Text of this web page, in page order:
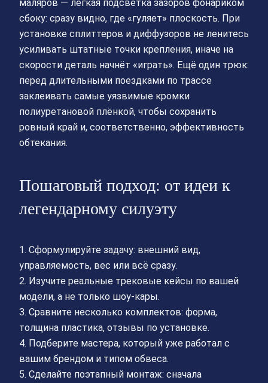
маляров — лёгкая подсветка зазоров фонариком
сбоку: сразу видно, где «гуляет» плоскость. При
установке сплиттеров и диффузоров не ленитесь
усиливать штатные точки крепления, иначе на
скорости деталь начнёт «играть». Ещё один трюк:
перед длительными поездками по трассе
заклеивать самые уязвимые кромки
полиуретановой плёнкой, чтобы сохранить
ровный край и, соответственно, эффективность
обтекания.
Пошаговый подход: от идеи к
легендарному силуэту
1. Сформулируйте задачу: внешний вид,
управляемость, вес или всё сразу.
2. Изучите реальные трековые кейсы по вашей
модели, а не только шоу‑кары.
3. Сравните несколько комплектов: форма,
толщина пластика, отзывы по установке.
4. Подберите мастера, который уже работал с
вашим брендом и типом обвеса.
5. Сделайте поэтапный монтаж: сначала